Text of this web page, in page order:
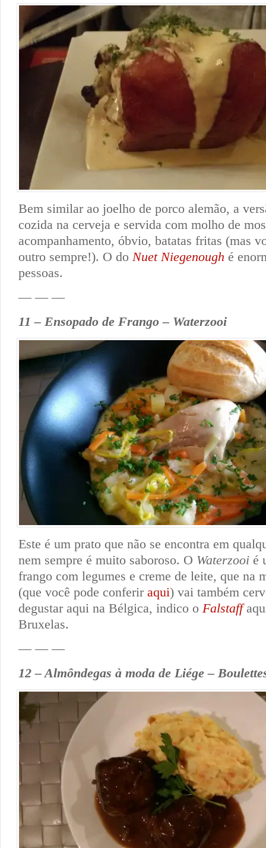
Bem similar ao joelho de porco alemão, a
cozida na cerveja e servida com molho de
acompanhamento, óbvio, batatas fritas (mas
outro sempre!). O do Nuet Niegenough é
pessoas.
— — —
11 – Ensopado de Frango – Waterzooi
Este é um prato que não se encontra em
nem sempre é muito saboroso. O Waterzooi é
frango com legumes e creme de leite, que na
(que você pode conferir aqui) vai também
degustar aqui na Bélgica, indico o Falstaff
Bruxelas.
— — —
12 – Almôndegas à moda de Liége –